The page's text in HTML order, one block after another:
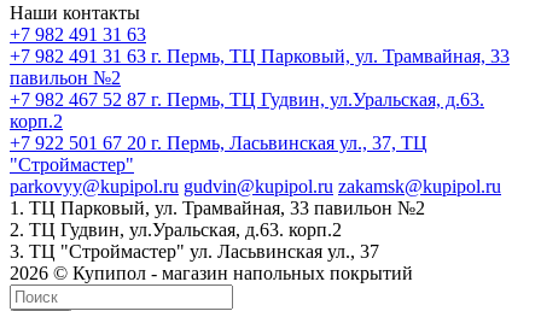
Наши контакты
+7 982 491 31 63
+7 982 491 31 63 г. Пермь, ТЦ Парковый, ул. Трамвайная, 33
павильон №2
+7 982 467 52 87 г. Пермь, ТЦ Гудвин, ул.Уральская, д.63.
корп.2
+7 922 501 67 20 г. Пермь, Ласьвинская ул., 37, ТЦ
"Строймастер"
parkovyy@kupipol.ru gudvin@kupipol.ru zakamsk@kupipol.ru
1. ТЦ Парковый, ул. Трамвайная, 33 павильон №2
2. ТЦ Гудвин, ул.Уральская, д.63. корп.2
3. ТЦ "Строймастер" ул. Ласьвинская ул., 37
2026 © Купипол - магазин напольных покрытий